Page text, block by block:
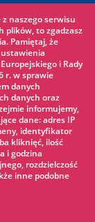
naszego serwisu
plików, to zgadzasz
Pamiętaj, że
ustawienia
i Rady
r. w sprawie
danych
danych oraz
informujemy,
dane: adres IP
identyfikator
kliknięć, ilość
i godzina
rozdzielczość
inne podobne